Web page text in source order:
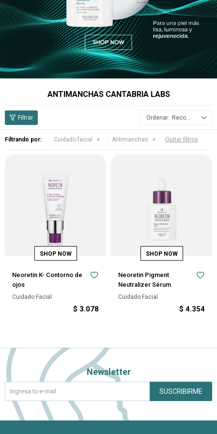
ANTIMANCHAS CANTABRIA LABS
Recomendados
Filtrando por: Cuidado facial Antimanchas Quitar filtros
Neoretin K- Contorno de
ojos
Cuidado Facial
$ 3.078
Neoretin Pigment
Neutralizer Sérum
Cuidado Facial
$ 4.354
Newsletter
SUSCRIBIRME